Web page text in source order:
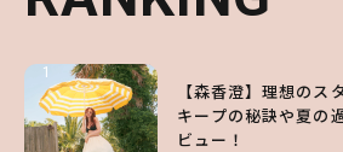
1
【森香澄】理想のス
キープの秘訣や夏の
ビュー！
1
【ハローキティ】
第1弾の気になるメ
チェック！
1
【SNIDEL】長濱ね
ッドな秋はじめ｜